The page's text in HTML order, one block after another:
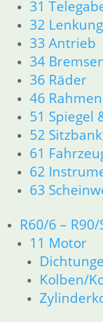
31
32 Lenkung
33 Antrieb
34
36 Räder
46
51 Spiegel
52 Sitzbank
61
62
63
R60/6 – R90/
11 Motor
Kolben/
3,60€
Artikelnummer:
inkl. MwSt.
zzgl.
In den
Shop
Ersatzteile
K-Modell
11 Motor
Dichtungen
32 Lenkung
34 Bremsen
46 Rahmen
61
R25 /3
11 Motor R25/3
Dichtungen